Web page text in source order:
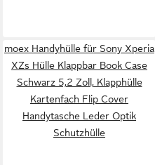
moex Handyhülle für Sony Xperia
XZs Hülle Klappbar Book Case
Schwarz 5,2 Zoll, Klapphülle
Kartenfach Flip Cover
Handytasche Leder Optik
Schutzhülle